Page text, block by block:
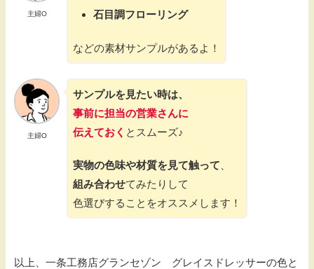
主婦O
石目調フローリング
などの素材サンプルがあるよ！
主婦O
サンプルを見たい時は、
事前に担当の営業さんに
伝えておく とスムーズ♪
実物の色味や材質を見て触って
組み合わせてみたりして
色選びすることをオススメします！
以上、一条工務店グランセゾン グレイスドレッサーの色と